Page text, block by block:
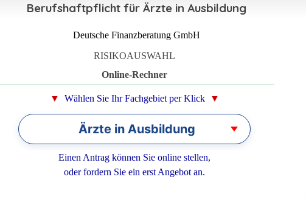
Berufshaftpflicht für Ärzte in Ausbildung
Deutsche Finanzberatung GmbH
RISIKOAUSWAHL
Online-Rechner
▼ Wählen Sie Ihr Fachgebiet per Klick ▼
Ärzte in Ausbildung
Arzt in Ausbildung
Einen Antrag können Sie online stellen,
oder fordern Sie ein erst Angebot an.